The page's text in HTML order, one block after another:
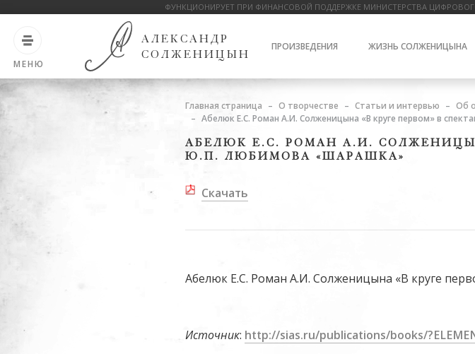
МЕНЮ
ФУНКЦИОНИРУЕТ ПРИ ФИНАНСОВОЙ ПОДДЕРЖКЕ МИНИСТЕРСТВА
АЛЕКСАНДР
СОЛЖЕНИЦЫН
ПРОИЗВЕДЕНИЯ ЖИЗНЬ СОЛЖЕНИЦЫНА
Главная страница О творчестве Статьи и интервью Об
Абелюк Е.С. Роман А.И. Солженицына «В круге первом» в
АБЕЛЮК Е.С. РОМАН А.И.
Ю.П. ЛЮБИМОВА «ШАРАШКА»
Скачать
Абелюк Е.С. Роман А.И. Солженицына «В круге
Источник: http://sias.ru/publications/books/